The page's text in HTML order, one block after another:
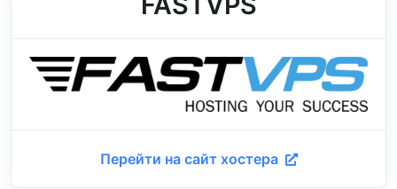
Перейти на сайт хостера